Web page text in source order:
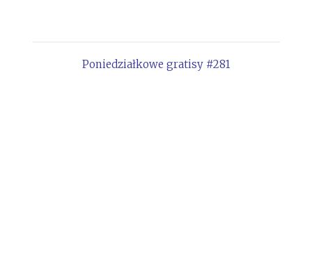
Poniedziałkowe gratisy #281